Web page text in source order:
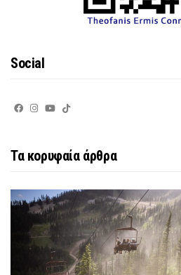
Social
Τα κορυφαία άρθρα